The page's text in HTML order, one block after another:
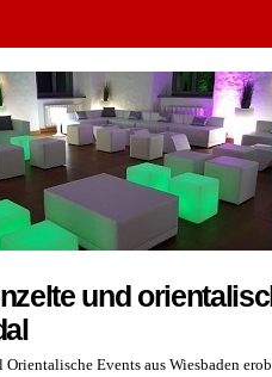
und
Orientalische Events aus Wiesbaden